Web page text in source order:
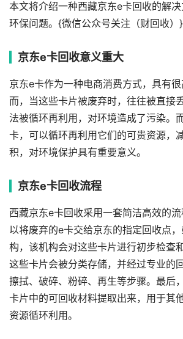
本文将介绍一种西藏京东e卡回收的解
环保问题。{微信公众号关注（财回收）
京东e卡回收意义重大
京东e卡作为一种电商消费方式，具有
而，当这些卡片被废弃时，往往被直接
法被循环再利用，对环境造成了污染。
卡，可以循环再利用它们的可贵资源，
积，对环境保护具有重要意义。
京东e卡回收流程
西藏京东e卡回收采用一套简洁高效的
以将废弃的e卡交给京东的指定回收点
构，该机构会对这些卡片进行初步检查
这些卡片会被分类存储，并经过专业的
擦拭、破碎、粉碎、再生等步骤。最后
卡片中的可回收材料提取出来，用于其
资源循环利用。